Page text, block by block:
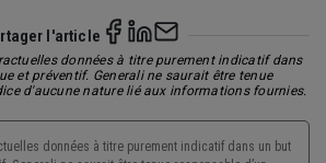
l'article
données à titre purement indicatif dans
et préventif. Generali ne saurait être tenue
d'aucune nature lié aux informations fournies.
données à titre purement indicatif dans un but